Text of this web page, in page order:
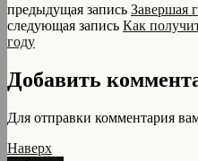
предыдущая запись Завершая
следующая запись Как
году
Добавить
Для отправки комментария
Наверх